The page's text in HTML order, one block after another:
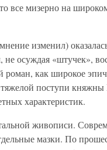
все мизерно на
изменил)
осуждая «штучек»,
как широкое
поступи
характеристик.
живописи.
мазки. По